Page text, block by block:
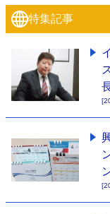
特集・デジタル印刷 ～ 新
発刊案内
JFPI
運営
会社案内
購読
特集記事